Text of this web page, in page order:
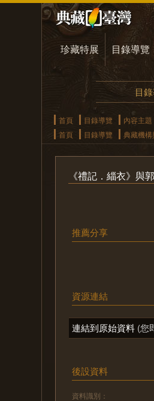
珍藏特展 目錄導覽
目
首頁 目錄導覽 內容主題
首頁
目錄導覽 典藏機
《禮記．緇衣》與
推薦分享
資源連結
連結到原始資料 (您
後設資料
資料識別：